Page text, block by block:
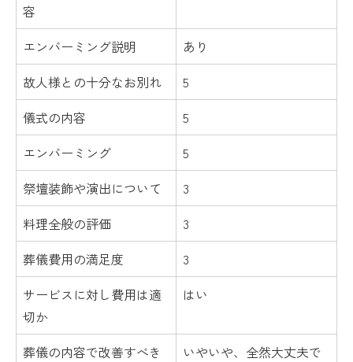
容
エンバーミング説明
あり
故人様との十分なお別れ
5
儀式の内容
5
エンバーミング
5
祭壇装飾や演出について
3
料理全般の評価
3
葬儀費用の満足度
3
サービスに対し費用は適
切か
はい
葬儀の内容で改善すべき
いやいや、全然大丈夫で